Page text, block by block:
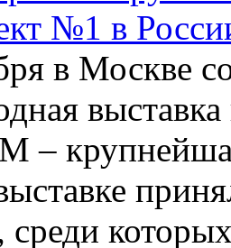
№1 в
в Москве
–
среди